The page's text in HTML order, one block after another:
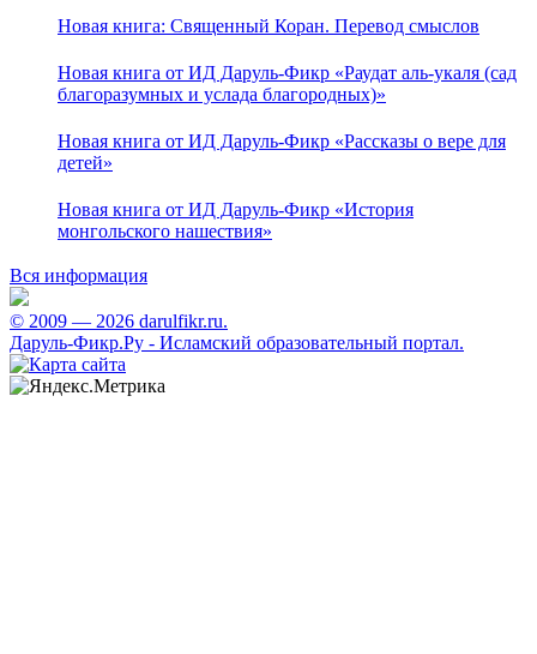
Новая книга: Священный Коран. Перевод смыслов
Новая книга от ИД Даруль-Фикр «Раудат аль-укаля (cад
благоразумных и услада благородных)»
Новая книга от ИД Даруль-Фикр «Рассказы о вере для
детей»
Новая книга от ИД Даруль-Фикр «История
монгольского нашествия»
Вся информация
© 2009 — 2026 darulfikr.ru.
Даруль-Фикр.Ру - Исламский образовательный портал.